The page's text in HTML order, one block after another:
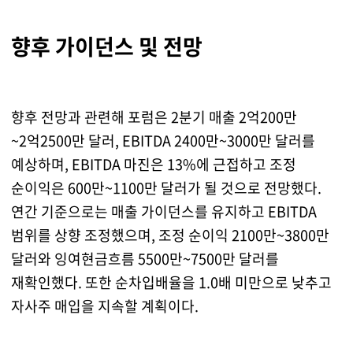
향후 가이던스 및 전망
향후 전망과 관련해 포럼은 2분기 매출 2억200만
~2억2500만 달러, EBITDA 2400만~3000만 달러를
예상하며, EBITDA 마진은 13%에 근접하고 조정
순이익은 600만~1100만 달러가 될 것으로 전망했다.
연간 기준으로는 매출 가이던스를 유지하고 EBITDA
범위를 상향 조정했으며, 조정 순이익 2100만~3800만
달러와 잉여현금흐름 5500만~7500만 달러를
재확인했다. 또한 순차입배율을 1.0배 미만으로 낮추고
자사주 매입을 지속할 계획이다.